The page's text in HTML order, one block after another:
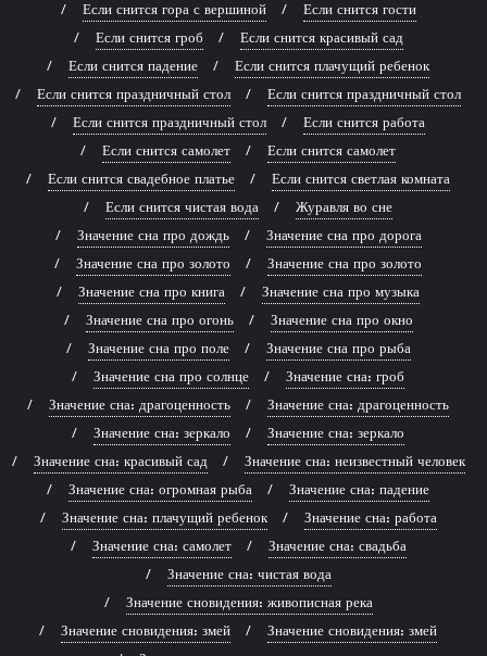
Если снится гора с вершиной
Если снится гости
Если снится гроб
Если снится красивый сад
Если снится падение
Если снится плачущий ребенок
Если снится праздничный стол
Если снится праздничный стол
Если снится праздничный стол
Если снится работа
Если снится самолет
Если снится самолет
Если снится свадебное платье
Если снится светлая комната
Если снится чистая вода
Журавля во сне
Значение сна про дождь
Значение сна про дорога
Значение сна про золото
Значение сна про золото
Значение сна про книга
Значение сна про музыка
Значение сна про огонь
Значение сна про окно
Значение сна про поле
Значение сна про рыба
Значение сна про солнце
Значение сна: гроб
Значение сна: драгоценность
Значение сна: драгоценность
Значение сна: зеркало
Значение сна: зеркало
Значение сна: красивый сад
Значение сна: неизвестный человек
Значение сна: огромная рыба
Значение сна: падение
Значение сна: плачущий ребенок
Значение сна: работа
Значение сна: самолет
Значение сна: свадьба
Значение сна: чистая вода
Значение сновидения: живописная река
Значение сновидения: змей
Значение сновидения: змей